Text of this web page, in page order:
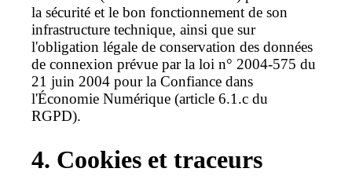
la sécurité et le bon fonctionnement de son
infrastructure technique, ainsi que sur
l'obligation légale de conservation des données
de connexion prévue par la loi n° 2004-575 du
21 juin 2004 pour la Confiance dans
l'Économie Numérique (article 6.1.c du
RGPD).
4. Cookies et traceurs